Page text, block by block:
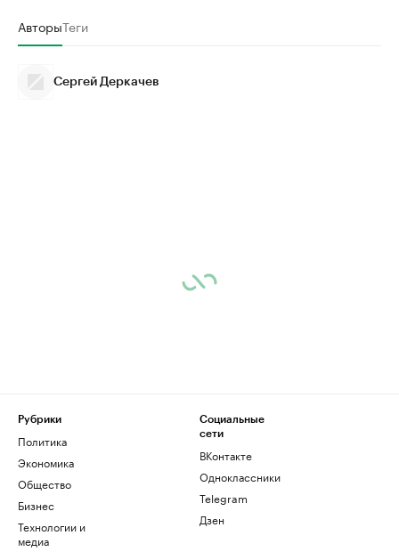
АвторыТеги
Сергей Деркачев
Рубрики
Политика
Экономика
Общество
Бизнес
Технологии и
медиа
Социальные
сети
ВКонтакте
Одноклассники
Telegram
Дзен